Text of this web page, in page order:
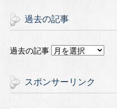
過去の記事
過去の記事
スポンサーリンク